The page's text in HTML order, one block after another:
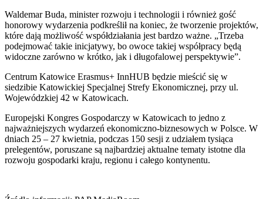
Waldemar Buda, minister rozwoju i technologii i również gość
honorowy wydarzenia podkreślił na koniec, że tworzenie projektów,
które dają możliwość współdziałania jest bardzo ważne. „Trzeba
podejmować takie inicjatywy, bo owoce takiej współpracy będą
widoczne zarówno w krótko, jak i długofalowej perspektywie”.
Centrum Katowice Erasmus+ InnHUB będzie mieścić się w
siedzibie Katowickiej Specjalnej Strefy Ekonomicznej, przy ul.
Wojewódzkiej 42 w Katowicach.
Europejski Kongres Gospodarczy w Katowicach to jedno z
najważniejszych wydarzeń ekonomiczno-biznesowych w Polsce. W
dniach 25 – 27 kwietnia, podczas 150 sesji z udziałem tysiąca
prelegentów, poruszane są najbardziej aktualne tematy istotne dla
rozwoju gospodarki kraju, regionu i całego kontynentu.